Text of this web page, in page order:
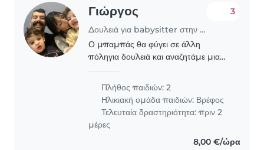
Γιώργος
Δουλειά για babysitter στην περιοχή Χανιά
3
Ο μπαμπάς θα φύγει σε άλλη
πόληγια δουλειά και αναζητάμε μια
ώρες που η μητέρα θα εργάζεται... θα
πρέπει..
Πλήθος παιδιών: 2
Ηλικιακή ομάδα παιδιών: Βρέφος
Τελευταία δραστηριότητα: πριν 2
μέρες
8,00 €/ώρα